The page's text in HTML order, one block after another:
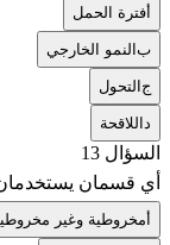
فترة الحمل
بالنمو الخارجي
جالتحول
اللاقحة
السؤال 13
أي قسمان يستخدمان
مخروطية وغير